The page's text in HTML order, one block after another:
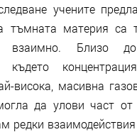
учените
тъмната материя са
взаимно. Близо
където
висока, масивна
да улови част от
редки